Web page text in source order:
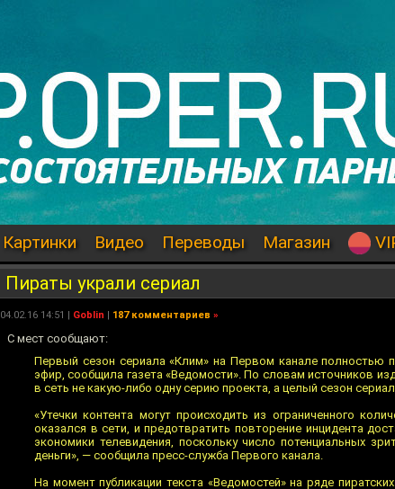
Картинки Видео Переводы Магазин
Пираты украли сериал
04.02.16 14:51 | Goblin | 187 комментариев »
С мест сообщают:
Первый сезон сериала «Клим» на Первом канале полностью
эфир, сообщила газета «Ведомости». По словам источников
в сеть не какую-либо одну серию проекта, а целый сезон
«Утечки контента могут происходить из ограниченного
оказался в сети, и предотвратить повторение инцидента
экономики телевидения, поскольку число потенциальных
деньги», — сообщила пресс-служба Первого канала.
На момент публикации текста «Ведомостей» на ряде